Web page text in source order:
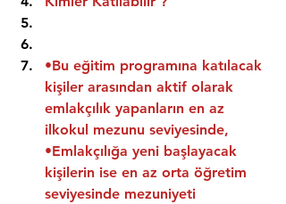
•Bu eğitim programına katılacak
kişiler arasından aktif olarak
emlakçılık yapanların en az
ilkokul mezunu seviyesinde,
•Emlakçılığa yeni başlayacak
kişilerin ise en az orta öğretim
seviyesinde mezuniyeti